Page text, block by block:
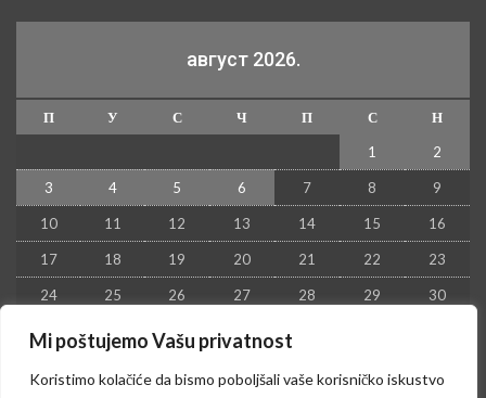
Mi poštujemo Vašu privatnost
Koristimo kolačiće da bismo poboljšali vaše korisničko iskustvo
август 2026.
П У С Ч П С
Н
1
2
3 4 5 6 7 8 9
10 11 12 13 14 15 16
17 18 19 20 21 22 23
24 25 26 27 28 29 30
31